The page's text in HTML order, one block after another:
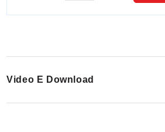
Video E Download